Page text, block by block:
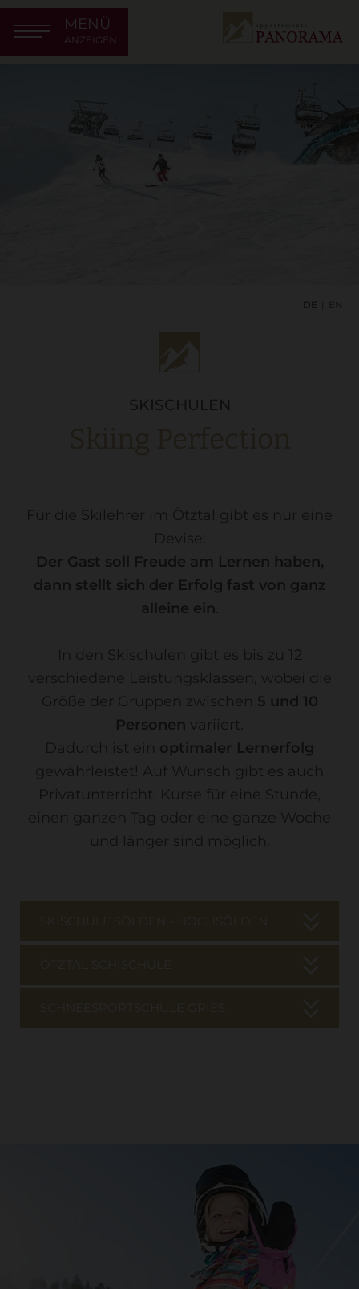
MENÜ
ANZEIGEN
DE EN
SKISCHULEN
Für die Skilehrer im Ötztal gibt es nur eine
Devise:
Der Gast soll Freude am Lernen haben,
dann stellt sich der Erfolg fast von ganz
alleine ein
In den Skischulen gibt es bis zu 12
verschiedene Leistungsklassen, wobei die
Größe der Gruppen zwischen 5 und 10
Personen variiert.
Dadurch ist ein optimaler Lernerfolg
gewährleistet! Auf Wunsch gibt es auch
Privatunterricht. Kurse für eine Stunde,
einen ganzen Tag oder eine ganze Woche
und länger sind möglich.